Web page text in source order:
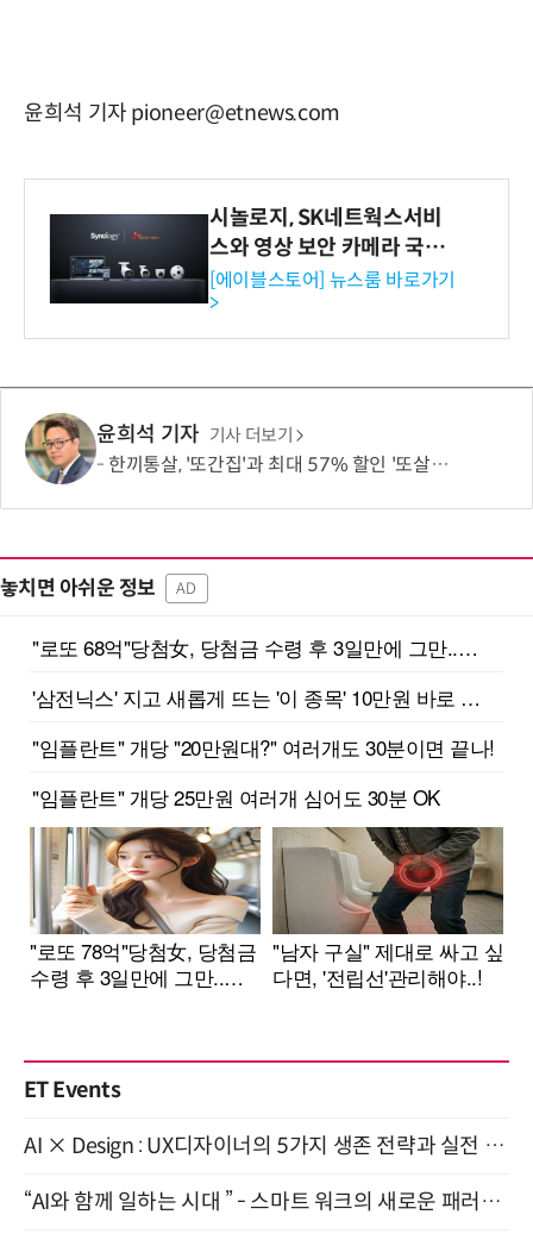
윤희석 기자 pioneer@etnews.com
시놀로지, SK네트웍스서비
스와 영상 보안 카메라 국내
독점 판매 파트너십 체결
[에이블스토어] 뉴스룸 바로가기
>
윤희석 기자 기사 더보기
한끼통살, '또간집'과 최대 57% 할인 '또살집' 프로모션
놓치면 아쉬운 정보 AD
ET Events
AI × Design : UX디자이너의 5가지 생존 전략과 실전 대응 8월 28일 개최
“AI와 함께 일하는 시대 ” - 스마트 워크의 새로운 패러다임 (9/11)